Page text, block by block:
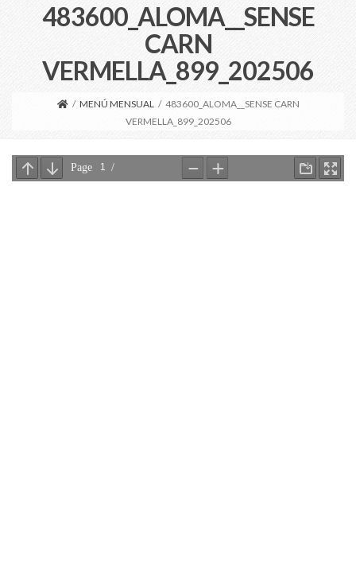
483600_ALOMA__SENSE
CARN
VERMELLA_899_202506
/ MENÚ MENSUAL / 483600_ALOMA__SENSE CARN
VERMELLA_899_202506